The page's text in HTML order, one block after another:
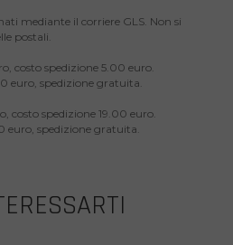
mediante il corriere GLS. Non si
postali.
costo spedizione 5.00 euro.
euro, spedizione gratuita.
costo spedizione 19.00 euro.
euro, spedizione gratuita.